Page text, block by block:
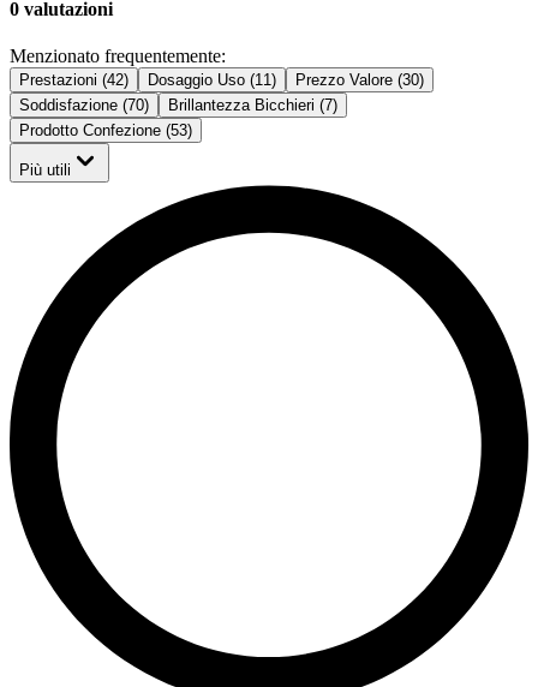
0 valutazioni
Menzionato frequentemente:
Prestazioni (42) Dosaggio Uso (11)
Prezzo Valore (30)
Soddisfazione (70)
Brillantezza Bicchieri (7)
Prodotto Confezione (53)
Più utili